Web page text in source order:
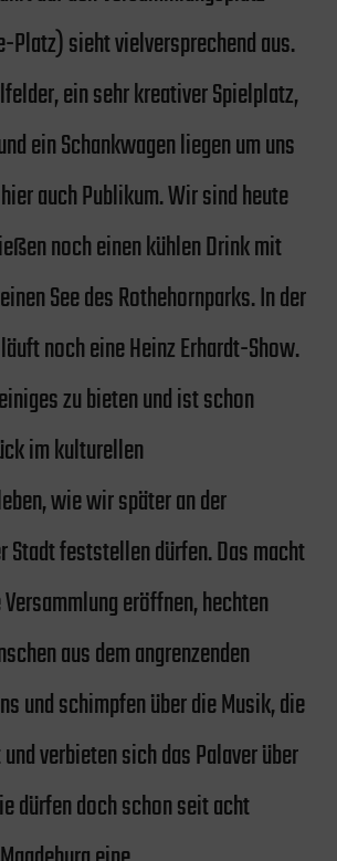
Platz) sieht vielversprechend aus.
ein sehr kreativer Spielplatz,
ein Schankwagen liegen um uns
auch Publikum. Wir sind heute
noch einen kühlen Drink mit
See des Rothehornparks. In der
noch eine Heinz Erhardt-Show.
zu bieten und ist schon
im kulturellen
wie wir später an der
Stadt feststellen dürfen. Das macht
eröffnen, hechten
aus dem angrenzenden
und schimpfen über die Musik, die
verbieten sich das Palaver über
dürfen doch schon seit acht